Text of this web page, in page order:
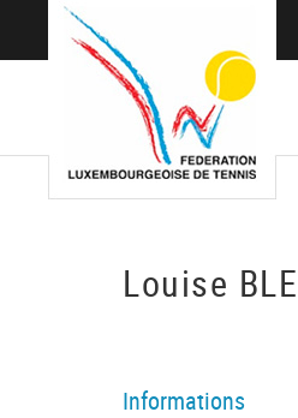
Louise
Informations